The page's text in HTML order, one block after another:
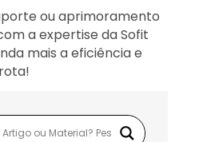
ou aprimoramento
a expertise da Sofit
mais a eficiência e